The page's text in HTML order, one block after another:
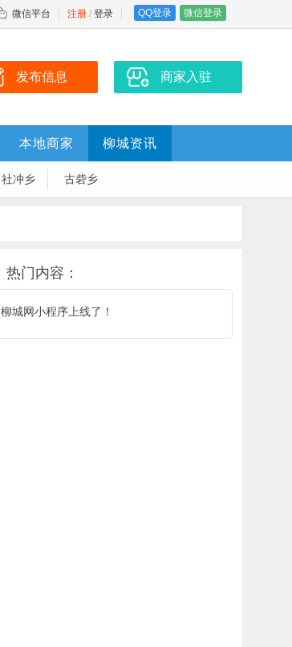
微信平台 注册 / 登录 QQ登录 微信登录
发布信息 商家入驻
本地商家 柳城资讯
社冲乡 古砦乡
热门内容：
柳城网小程序上线了！